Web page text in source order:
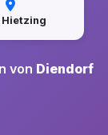
Hietzing
von Diendorf